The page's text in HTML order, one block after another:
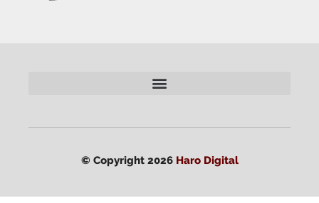
© Copyright 2026 Haro Digital